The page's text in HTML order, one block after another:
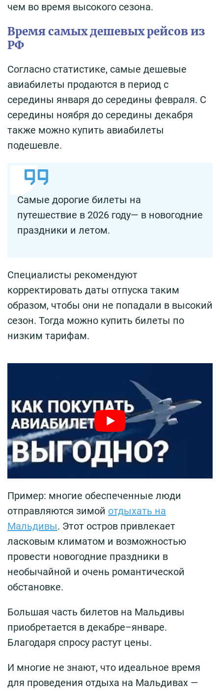
чем во время высокого сезона.
Время самых дешевых рейсов из
РФ
Согласно статистике, самые дешевые
авиабилеты продаются в период с
середины января до середины февраля. С
середины ноября до середины декабря
также можно купить авиабилеты
подешевле.
Самые дорогие билеты на
путешествие в 2026 году— в новогодние
праздники и летом.
Специалисты рекомендуют
корректировать даты отпуска таким
образом, чтобы они не попадали в высокий
сезон. Тогда можно купить билеты по
низким тарифам.
Пример: многие обеспеченные люди
отправляются зимой отдыхать на
Мальдивы. Этот остров привлекает
ласковым климатом и возможностью
провести новогодние праздники в
необычайной и очень романтической
обстановке.
Большая часть билетов на Мальдивы
приобретается в декабре–январе.
Благодаря спросу растут цены.
И многие не знают, что идеальное время
для проведения отдыха на Мальдивах —